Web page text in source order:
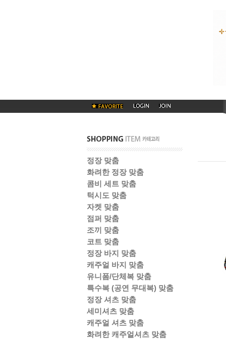
정장 맞춤
화려한 정장 맞춤
콤비 세트 맞춤
턱시도 맞춤
자켓 맞춤
점퍼 맞춤
조끼 맞춤
코트 맞춤
정장 바지 맞춤
캐주얼 바지 맞춤
유니폼/단체복 맞춤
특수복 (공연 무대복) 맞춤
정장 셔츠 맞춤
세미셔츠 맞춤
캐주얼 셔츠 맞춤
화려한 캐주얼셔츠 맞춤